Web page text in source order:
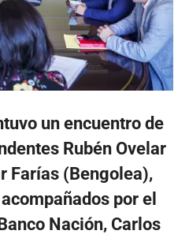
un encuentro de
Rubén Ovelar
Farías (Bengolea),
por el
Nación, Carlos